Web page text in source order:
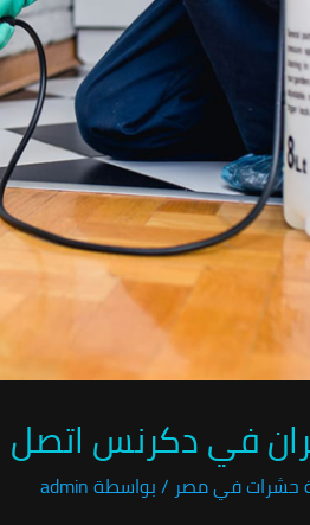
اتصل بنا
حشرات في مصر / بواسطةadmin